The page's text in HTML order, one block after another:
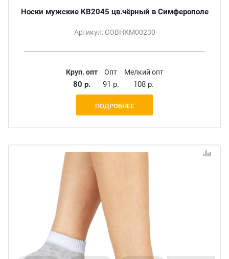
Носки мужские КВ2045 цв.чёрный в Симферополе
Артикул: СОВНКМ00230
Круп. опт
80 р.
Опт
91 р.
Мелкий опт
108 р.
ПОДРОБНЕЕ